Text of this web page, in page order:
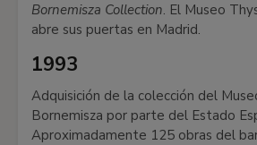
Bornemisza Collection. El Museo
abre sus puertas en Madrid.
1993
Adquisición de la colección del
Bornemisza por parte del Estado
Aproximadamente 125 obras del